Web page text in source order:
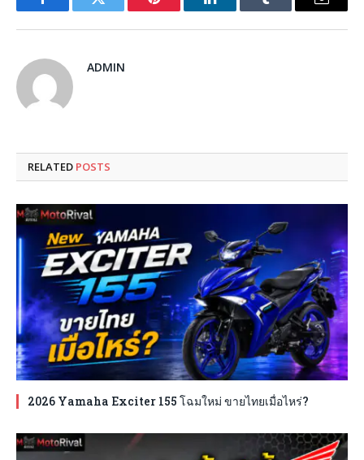
FacebookTwitter Pinterest LinkedInTumblr Email
ADMIN
RELATED POSTS
2026 Yamaha Exciter 155 โฉมใหม่ ขายไทยเมื่อไหร่?